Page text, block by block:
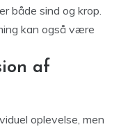
både sind og krop.
kan også være
af
oplevelse, men